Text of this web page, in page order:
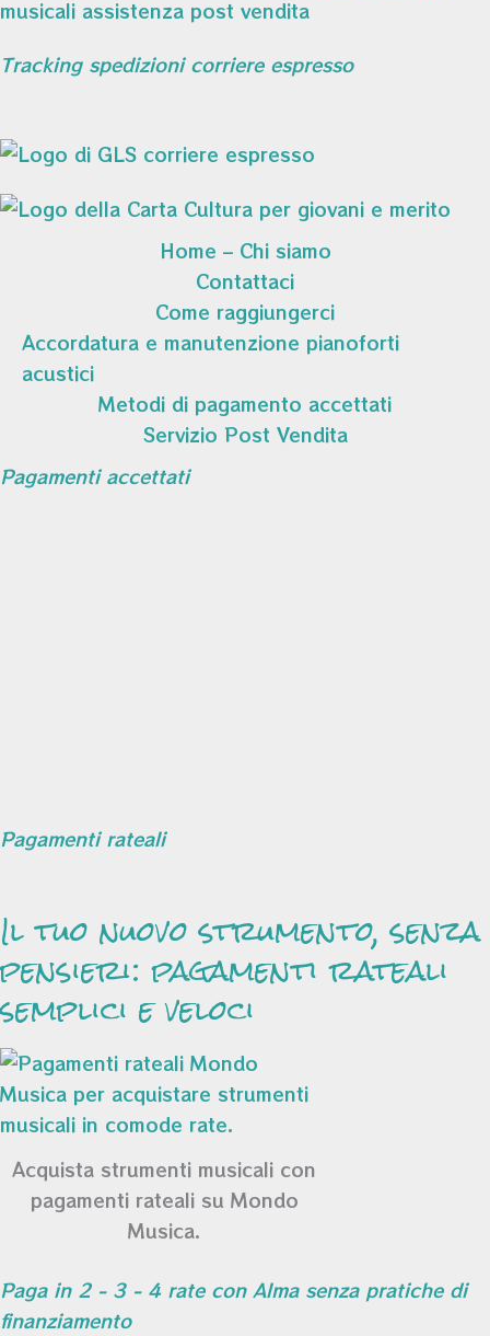
Tracking spedizioni corriere espresso
Home – Chi siamo
Contattaci
Come raggiungerci
Accordatura e manutenzione pianoforti
acustici
Metodi di pagamento accettati
Servizio Post Vendita
Pagamenti accettati
Pagamenti rateali
Il tuo nuovo strumento, senza
pensieri: pagamenti rateali
semplici e veloci
Acquista strumenti musicali con
pagamenti rateali su Mondo
Musica.
Paga in 2 - 3 - 4 rate con Alma senza pratiche di
finanziamento